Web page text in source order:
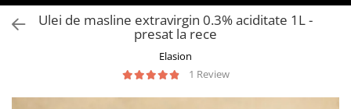
NUCI ȘI SEMINȚE
FRUCTE DESHIDRATATE
ÎNDULCITORI NATURALI / MIERE
FRUCTE LA CONSERVĂ
Ulei de masline extravirgin 0.3% aciditate 1L -
presat la rece
Elasion
1 Review